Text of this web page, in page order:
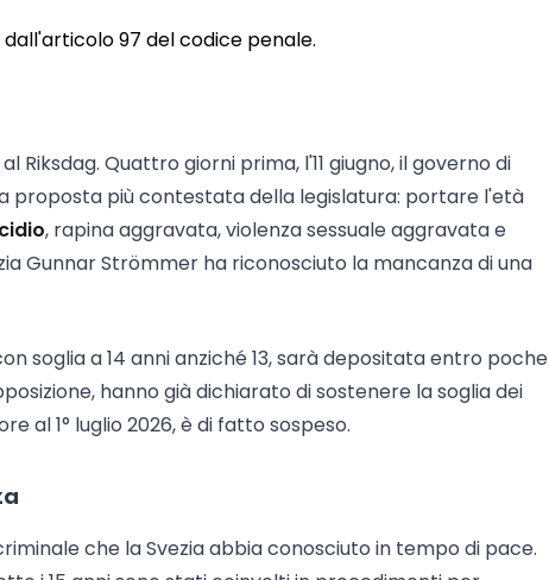
97 del codice penale.
Riksdag. Quattro giorni prima, l'11 giugno, il governo di
proposta più contestata della legislatura: portare l'età
, rapina aggravata, violenza sessuale aggravata e
Gunnar Strömmer ha riconosciuto la mancanza di una
soglia a 14 anni anziché 13, sarà depositata entro poche
hanno già dichiarato di sostenere la soglia dei
al 1° luglio 2026, è di fatto sospeso.
che la Svezia abbia conosciuto in tempo di pace.